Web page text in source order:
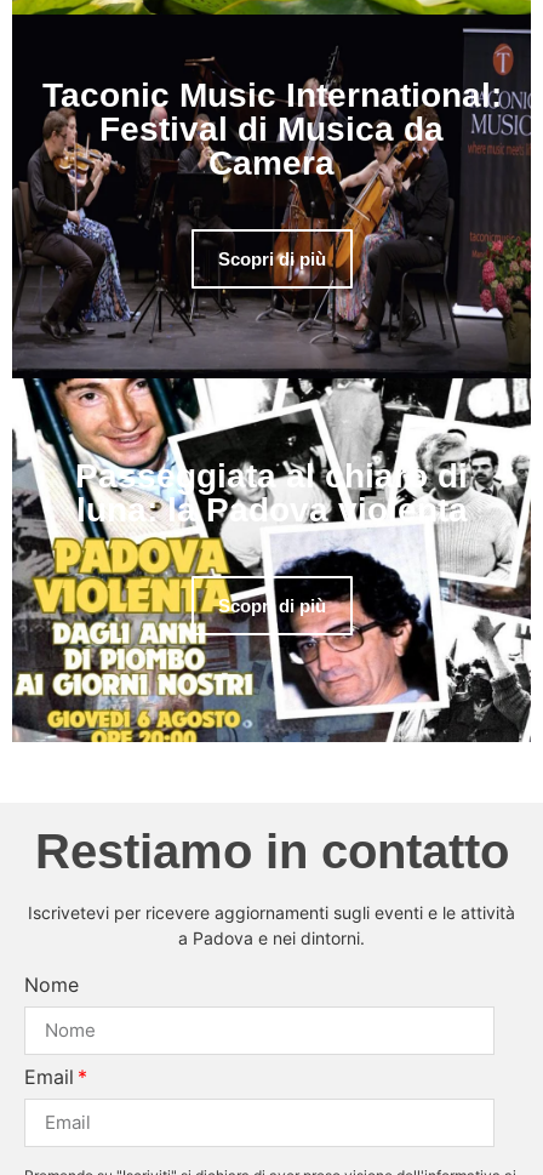
Taconic Music International:
Festival di Musica da
Camera
Scopri di più
Passeggiata al chiaro di
luna: la Padova violenta
Scopri di più
Restiamo in contatto
Iscrivetevi per ricevere aggiornamenti sugli eventi e le attività
a Padova e nei dintorni.
Nome
Email